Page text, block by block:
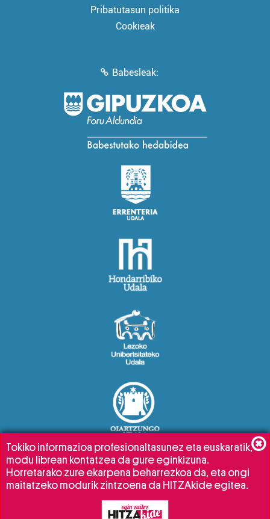
Pribatutasun politika
Cookieak
Babesleak:
Tokiko informazioa profesionaltasunez eta euskaratik,
modu librean kontatzea da gure eginkizuna.
Horretarako zure ekarpena beharrezkoa da, eta ongi
maitatzeko modurik zintzoena da HITZAkide egitea.